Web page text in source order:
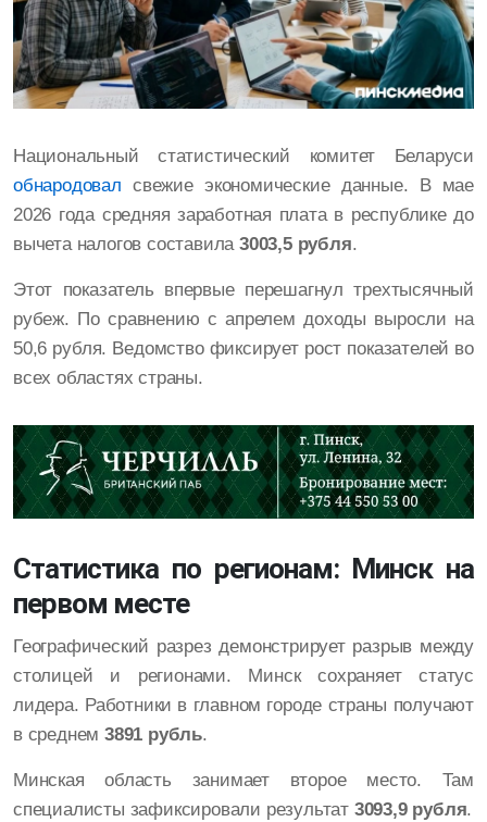
Национальный статистический комитет Беларуси
обнародовал свежие экономические данные. В мае
2026 года средняя заработная плата в республике до
вычета налогов составила3003,5 рубля.
Этот показатель впервые перешагнул трехтысячный
рубеж. По сравнению с апрелем доходы выросли на
50,6 рубля. Ведомство фиксирует рост показателей во
всех областях страны.
Статистика по регионам: Минск на
первом месте
Географический разрез демонстрирует разрыв между
столицей и регионами. Минск сохраняет статус
лидера. Работники в главном городе страны получают
в среднем3891 рубль.
Минская область занимает второе место. Там
специалисты зафиксировали результат 3093,9 рубля.